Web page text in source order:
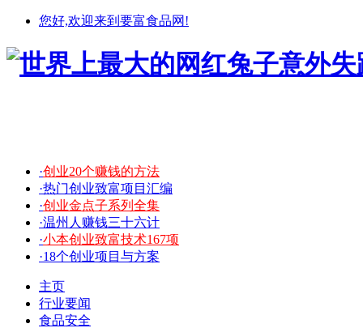
您好,欢迎来到要富食品网!
·创业20个赚钱的方法
·热门创业致富项目汇编
·创业金点子系列全集
·温州人赚钱三十六计
·小本创业致富技术167项
·18个创业项目与方案
主页
行业要闻
食品安全